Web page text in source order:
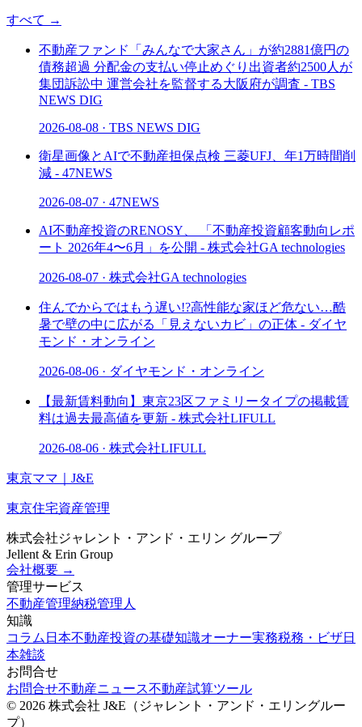
すべて →
不動産ファンド「みんなで大家さん」が約2881億円の
債務超過 分配金の支払い停止めぐり出資者約2500人が
集団訴訟中 運営会社を監督する大阪府が調査 - TBS
NEWS DIG
2026-08-08 · TBS NEWS DIG
衛星画像とAIで不動産担保点検 三菱UFJ、年1万時間削
減 - 47NEWS
2026-08-07 · 47NEWS
AI不動産投資のRENOSY、 「不動産投資顧客動向レポ
ート 2026年4〜6月」を公開 - 株式会社GA technologies
2026-08-07 · 株式会社GA technologies
住んでからではもう遅い!?高性能な家ほど危ない…酷
暑で壁の中に広がる「見えないカビ」の正体 - ダイヤ
モンド・オンライン
2026-08-06 · ダイヤモンド・オンライン
【最新賃料動向】東京23区ファミリータイプの掲載賃
料は過去最高値を更新 - 株式会社LIFULL
2026-08-06 · 株式会社LIFULL
東京ママ J&E
東京住宅資産管理
株式会社ジャレント・アンド・エリン グループ
Jellent & Erin Group
会社概要 →
管理サービス
不動産管理納税管理人
知識
コラム 日本不動産投資の基礎知識オーナー実務税務・ビザ日
本雑談
お問合せ
お問合せ不動産ニュース不動産試算ツール
© 2026 株式会社 J&E （ジャレント・アンド・エリングルー
プ）